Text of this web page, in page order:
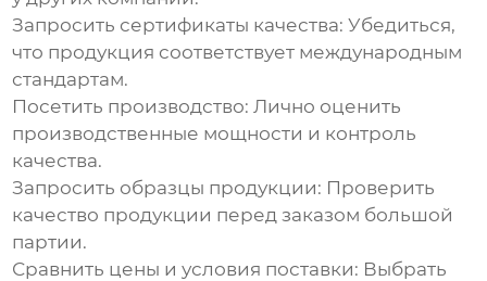
Запросить сертификаты качества: Убедиться,
что продукция соответствует международным
стандартам.
Посетить производство: Лично оценить
производственные мощности и контроль
качества.
Запросить образцы продукции: Проверить
качество продукции перед заказом большой
партии.
Сравнить цены и условия поставки: Выбрать